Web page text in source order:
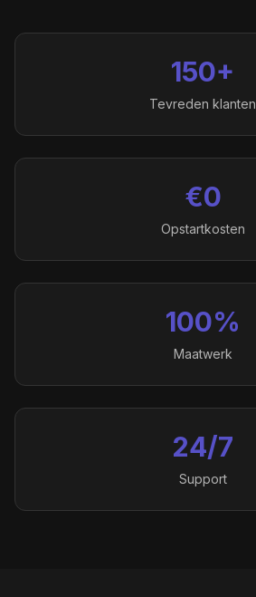
150+
Tevreden klanten
€0
Opstartkosten
100%
Maatwerk
24/7
Support